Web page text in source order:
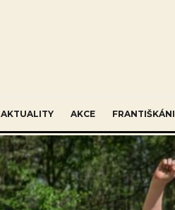
AKTUALITY AKCE FRANTIŠKÁNI